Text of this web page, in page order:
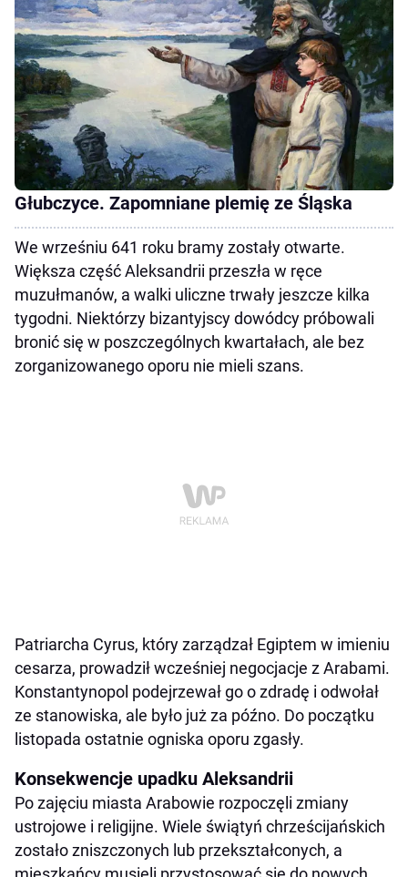
Głubczyce. Zapomniane plemię ze Śląska
We wrześniu 641 roku bramy zostały otwarte.
Większa część Aleksandrii przeszła w ręce
muzułmanów, a walki uliczne trwały jeszcze kilka
tygodni. Niektórzy bizantyjscy dowódcy próbowali
bronić się w poszczególnych kwartałach, ale bez
zorganizowanego oporu nie mieli szans.
Patriarcha Cyrus, który zarządzał Egiptem w imieniu
cesarza, prowadził wcześniej negocjacje z Arabami.
Konstantynopol podejrzewał go o zdradę i odwołał
ze stanowiska, ale było już za późno. Do początku
listopada ostatnie ogniska oporu zgasły.
Konsekwencje upadku Aleksandrii
Po zajęciu miasta Arabowie rozpoczęli zmiany
ustrojowe i religijne. Wiele świątyń chrześcijańskich
zostało zniszczonych lub przekształconych, a